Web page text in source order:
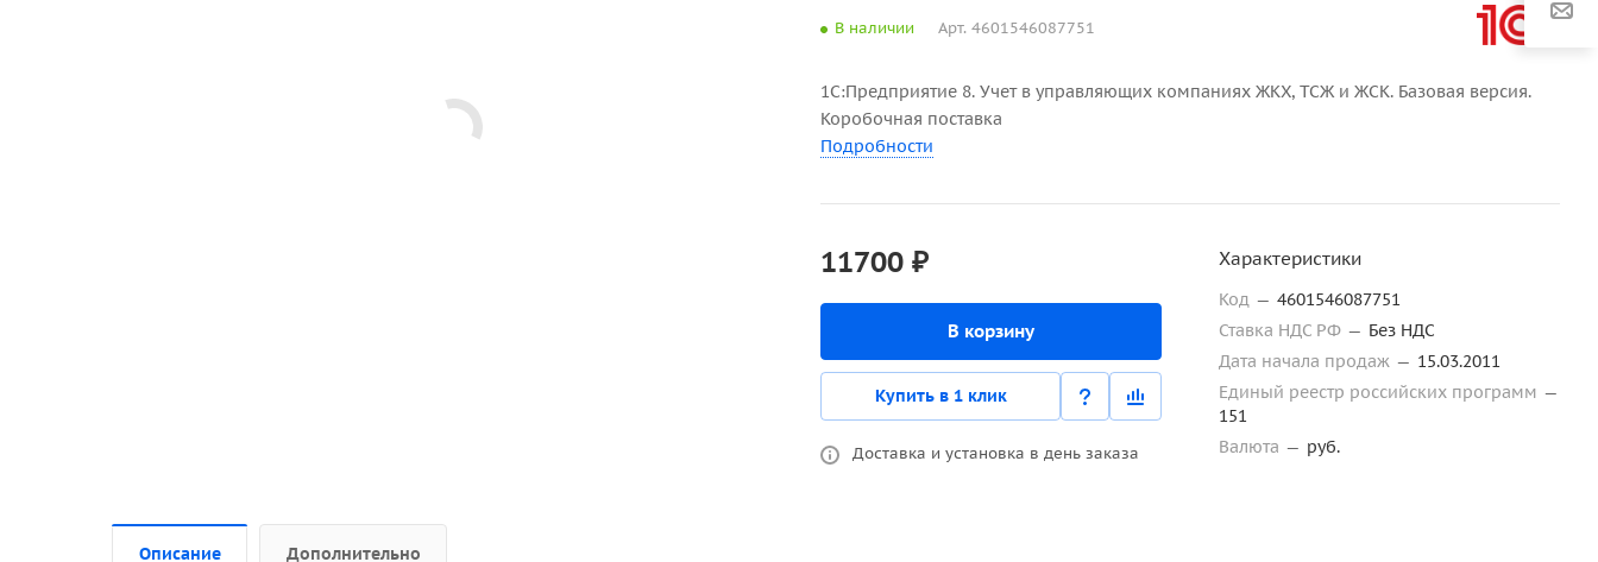
В наличии Арт. 4601546087751
1С:Предприятие 8. Учет в управляющих компаниях ЖКХ, ТСЖ и ЖСК. Базовая версия.
Коробочная поставка
Подробности
11700 ₽
В корзину
Купить в 1 клик
Доставка и установка в день заказа
Характеристики
Код — 4601546087751
Ставка НДС РФ — Без НДС
Дата начала продаж — 15.03.2011
Единый реестр российских программ —
151
Валюта — руб.
Описание Дополнительно